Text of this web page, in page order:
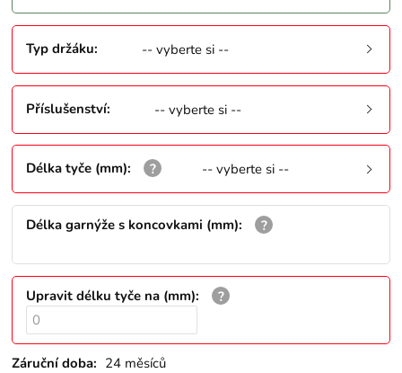
Typ držáku: -- vyberte si --
Příslušenství: -- vyberte si --
Délka tyče (mm): -- vyberte si --
Délka garnýže s koncovkami (mm):
Upravit délku tyče na (mm):
Záruční doba: 24 měsíců